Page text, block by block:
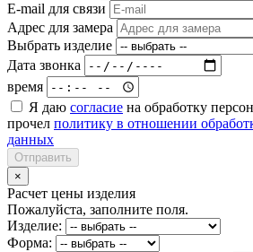
E-mail для связи
Адрес для замера
Выбрать изделие
Дата звонка
время
Я даю согласие на обработку
прочел политику в отношении
данных
Отправить
×
Расчет цены изделия
Пожалуйста, заполните поля.
Изделие:
Форма: